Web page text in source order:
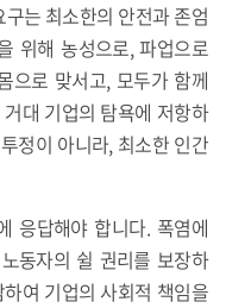
는 최소한의 안전과 존엄
위해 농성으로, 파업으로
으로 맞서고, 모두가 함께
거대 기업의 탐욕에 저항하
정이 아니라, 최소한 인간
응답해야 합니다. 폭염에
동자의 쉴 권리를 보장하
하여 기업의 사회적 책임을